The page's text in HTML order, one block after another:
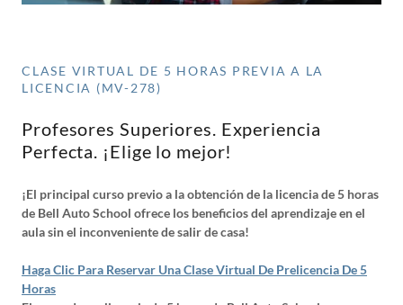
CLASE VIRTUAL DE 5 HORAS PREVIA A LA
LICENCIA (MV-278)
Profesores Superiores. Experiencia
Perfecta. ¡Elige lo mejor!
¡El principal curso previo a la obtención de la licencia de 5 horas
de Bell Auto School ofrece los beneficios del aprendizaje en el
aula sin el inconveniente de salir de casa!
Haga Clic Para Reservar Una Clase Virtual De Prelicencia De 5
Horas